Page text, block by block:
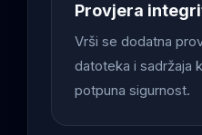
Provjera
Vrši se dodatna
datoteka i sadržaja
potpuna sigurnost.